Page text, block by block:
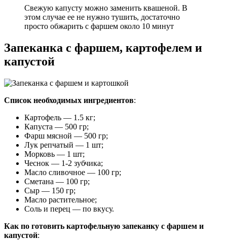
Свежую капусту можно заменить квашеной. В
этом случае ее не нужно тушить, достаточно
просто обжарить с фаршем около 10 минут
Запеканка с фаршем, картофелем и
капустой
Список необходимых ингредиентов:
Картофель — 1.5 кг;
Капуста — 500 гр;
Фарш мясной — 500 гр;
Лук репчатый — 1 шт;
Морковь — 1 шт;
Чеснок — 1-2 зубчика;
Масло сливочное — 100 гр;
Сметана — 100 гр;
Сыр — 150 гр;
Масло растительное;
Соль и перец — по вкусу.
Как по готовить картофельную запеканку с фаршем и
капустой: